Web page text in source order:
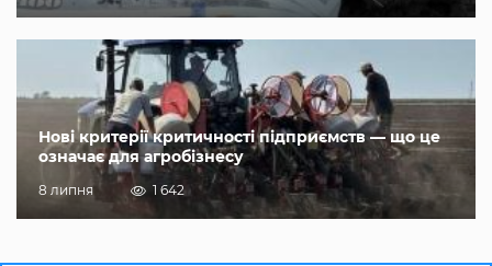
Нові критерії критичності підприємств — що це
означає для агробізнесу
8 липня 1 642